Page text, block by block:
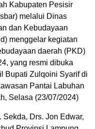
Kabupaten Pesisir
melalui Dinas
dan Kebudayaan
menggelar kegiatan
daerah (PKD)
yang resmi dibuka
Bupati Zulqoini Syarif di
Pantai Labuhan
Selasa (23/07/2024)
Drs. Jon Edwar,